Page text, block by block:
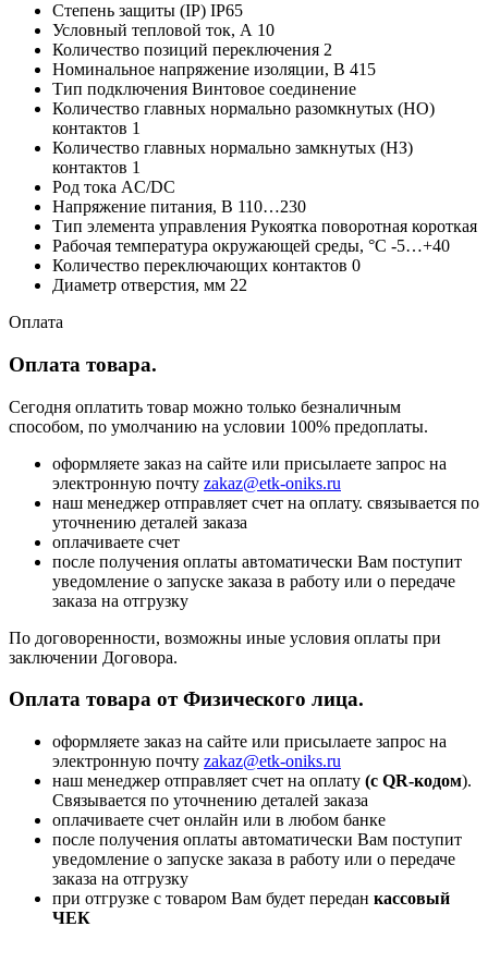
Степень защиты (IP) IP65
Условный тепловой ток, А 10
Количество позиций переключения 2
Номинальное напряжение изоляции, В 415
Тип подключения Винтовое соединение
Количество главных нормально разомкнутых (НО)
контактов 1
Количество главных нормально замкнутых (НЗ)
контактов 1
Род тока AC/DC
Напряжение питания, В 110…230
Тип элемента управления Рукоятка поворотная короткая
Рабочая температура окружающей среды, °C -5…+40
Количество переключающих контактов 0
Диаметр отверстия, мм 22
Оплата
Оплата товара.
Сегодня оплатить товар можно только безналичным
способом, по умолчанию на условии 100% предоплаты.
оформляете заказ на сайте или присылаете запрос на
электронную почту zakaz@etk-oniks.ru
наш менеджер отправляет счет на оплату. связывается по
уточнению деталей заказа
оплачиваете счет
после получения оплаты автоматически Вам поступит
уведомление о запуске заказа в работу или о передаче
заказа на отгрузку
По договоренности, возможны иные условия оплаты при
заключении Договора.
Оплата товара от Физического лица.
оформляете заказ на сайте или присылаете запрос на
электронную почту zakaz@etk-oniks.ru
наш менеджер отправляет счет на оплату (с QR-кодом).
Связывается по уточнению деталей заказа
оплачиваете счет онлайн или в любом банке
после получения оплаты автоматически Вам поступит
уведомление о запуске заказа в работу или о передаче
заказа на отгрузку
при отгрузке с товаром Вам будет передан кассовый
ЧЕК